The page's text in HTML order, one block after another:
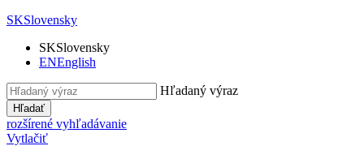
SKSlovensky
SKSlovensky
ENEnglish
Hľadaný výraz
Hľadať
rozšírené vyhľadávanie
Vytlačiť